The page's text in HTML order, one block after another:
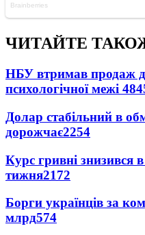
ЧИТАЙТЕ
НБУ втримав продаж
психологічної межі
Долар стабільний в
дорожчає2254
Курс гривні знизився
тижня2172
Борги українців за
млрд574